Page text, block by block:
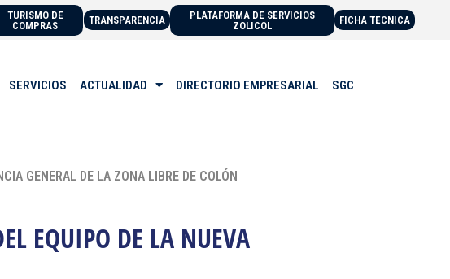
TURISMO DE
COMPRAS
TRANSPARENCIA
PLATAFORMA DE SERVICIOS
ZOLICOL
FICHA TECNICA
SERVICIOS ACTUALIDAD DIRECTORIO EMPRESARIAL SGC
GENERAL DE LA ZONA LIBRE DE COLÓN
EQUIPO DE LA NUEVA